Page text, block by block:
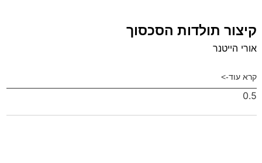
קיצור תולדות הסכסוך
אורי הייטנר
קרא עוד->